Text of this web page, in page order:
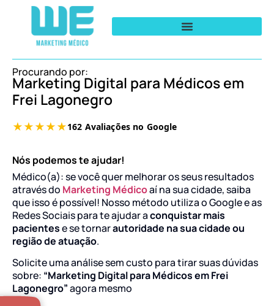
Procurando por:
Marketing Digital para Médicos em
Frei Lagonegro
Nós podemos te ajudar!
Médico(a): se você quer melhorar os seus resultados
através do Marketing Médicoaí na sua cidade, saiba
que isso é possível! Nosso método utiliza o Google e as
Redes Sociais para te ajudar aconquistar mais
pacientese se tornarautoridade na sua cidade ou
região de atuação.
Solicite uma análise sem custo para tirar suas dúvidas
sobre: “Marketing Digital para Médicos em Frei
Lagonegro”agora mesmo